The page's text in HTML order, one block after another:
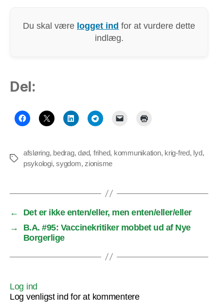
Du skal være logget ind for at vurdere dette
indlæg.
Del:
Tags
afsløring, bedrag,død, frihed, kommunikation, krig-fred, lyd,
psykologi,sygdom, zionisme
←
Det er ikke enten/eller, men enten/eller/eller
→
B.A. #95: Vaccinekritiker mobbet ud af Nye
Borgerlige
Log ind
Log venligst ind for at kommentere